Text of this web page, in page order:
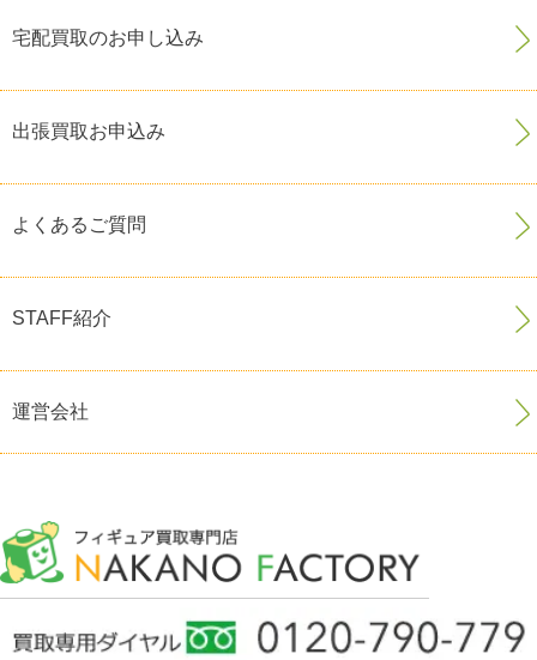
宅配買取のお申し込み
出張買取お申込み
よくあるご質問
STAFF紹介
運営会社